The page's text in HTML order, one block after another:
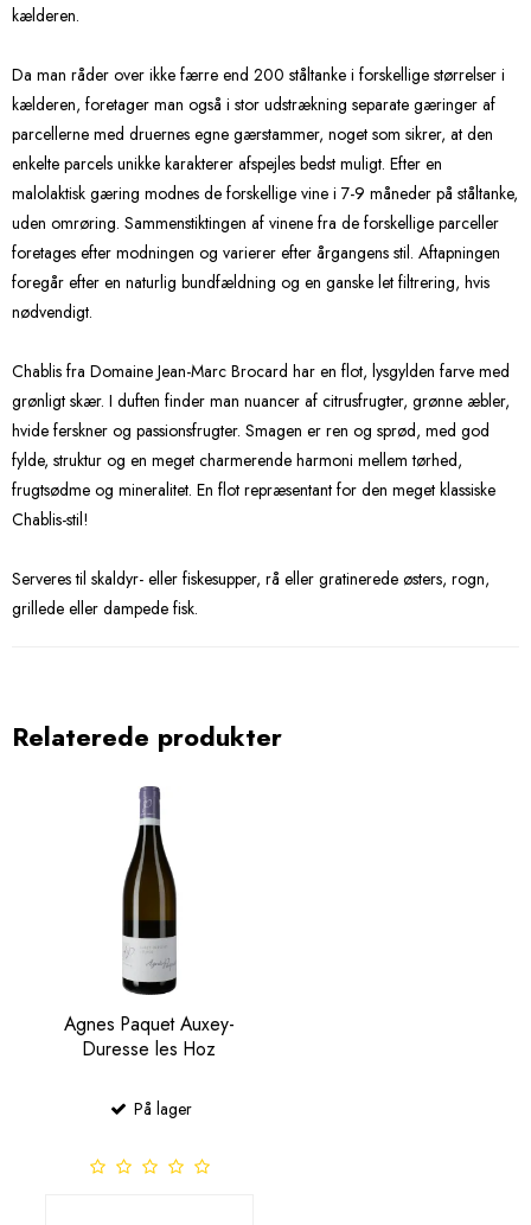
kælderen.
Da man råder over ikke færre end 200 ståltanke i forskellige størrelser i
kælderen, foretager man også i stor udstrækning separate gæringer af
parcellerne med druernes egne gærstammer, noget som sikrer, at den
enkelte parcels unikke karakterer afspejles bedst muligt. Efter en
malolaktisk gæring modnes de forskellige vine i 7-9 måneder på ståltanke,
uden omrøring. Sammenstiktingen af vinene fra de forskellige parceller
foretages efter modningen og varierer efter årgangens stil. Aftapningen
foregår efter en naturlig bundfældning og en ganske let filtrering, hvis
nødvendigt.
Chablis fra Domaine Jean-Marc Brocard har en flot, lysgylden farve med
grønligt skær. I duften finder man nuancer af citrusfrugter, grønne æbler,
hvide ferskner og passionsfrugter. Smagen er ren og sprød, med god
fylde, struktur og en meget charmerende harmoni mellem tørhed,
frugtsødme og mineralitet. En flot repræsentant for den meget klassiske
Chablis-stil!
Serveres til skaldyr- eller fiskesupper, rå eller gratinerede østers, rogn,
grillede eller dampede fisk.
Relaterede produkter
Agnes Paquet Auxey-
Duresse les Hoz
På lager